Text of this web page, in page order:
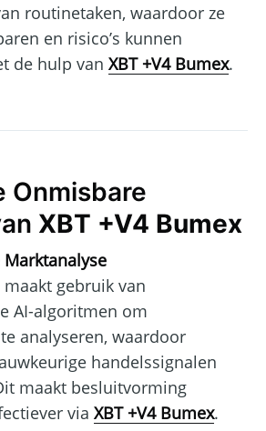
routinetaken, waardoor ze
en risico’s kunnen
de hulp van XBT +V4 Bumex.
Onmisbare
XBT +V4 Bumex
gebruik van
AI-algoritmen om
analyseren, waardoor
handelssignalen
maakt besluitvorming
via XBT +V4 Bumex.